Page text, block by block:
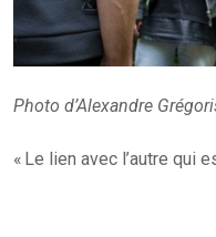
Photo d’Alexandre
« Le lien avec l’autre qui